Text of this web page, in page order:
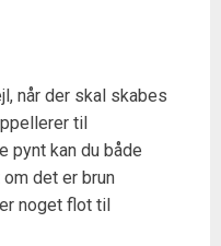
når der skal skabes
til
pynt kan du både
det er brun
noget flot til